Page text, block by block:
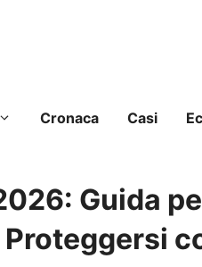
Cronaca Casi
Guida